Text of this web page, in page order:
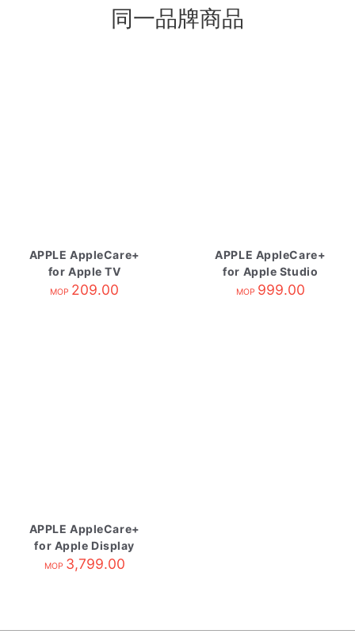
同一品牌商品
APPLE AppleCare+
for Apple TV
MOP 209.00
APPLE AppleCare+
for Apple Studio
Display
MOP 999.00
APPLE AppleCare+
for Apple Display
MOP 3,799.00